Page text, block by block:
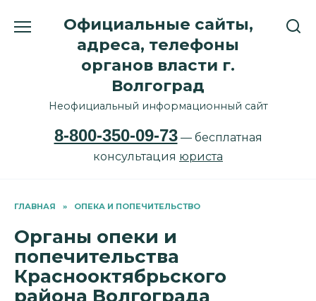
Официальные сайты,
адреса, телефоны
органов власти г.
Волгоград
Неофициальный информационный сайт
8-800-350-09-73— бесплатная
консультация юриста
ГЛАВНАЯ » ОПЕКА И ПОПЕЧИТЕЛЬСТВО
Органы опеки и
попечительства
Краснооктябрьского
района Волгограда